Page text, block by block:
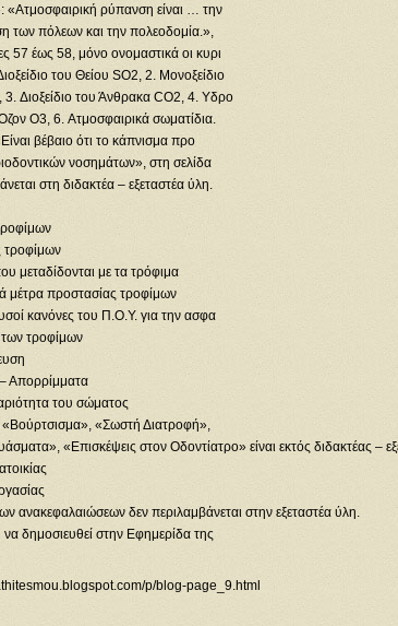
«Ατμοσφαιρική ρύπανση είναι … την
των πόλεων και την πολεοδομία.»,
57 έως 58, μόνο ονομαστικά οι κυρι
του Θείου SO2, 2. Μονοξείδιο
Διοξείδιο του Άνθρακα CO2, 4. Υδρο
O3, 6. Ατμοσφαιρικά σωματίδια.
βέβαιο ότι το κάπνισμα προ
νοσημάτων», στη σελίδα
στη διδακτέα – εξεταστέα ύλη.
τροφίμων
μεταδίδονται με τα τρόφιμα
μέτρα προστασίας τροφίμων
κανόνες του Π.Ο.Υ. για την ασφα
τροφίμων
Απορρίμματα
του σώματος
«Βούρτσισμα», «Σωστή Διατροφή»,
«Επισκέψεις στον Οδοντίατρο» είναι εκτός διδακτέας –
ανακεφαλαιώσεων δεν περιλαμβάνεται στην εξεταστέα ύλη.
δημοσιευθεί στην Εφημερίδα της
p/blog-page_9.html